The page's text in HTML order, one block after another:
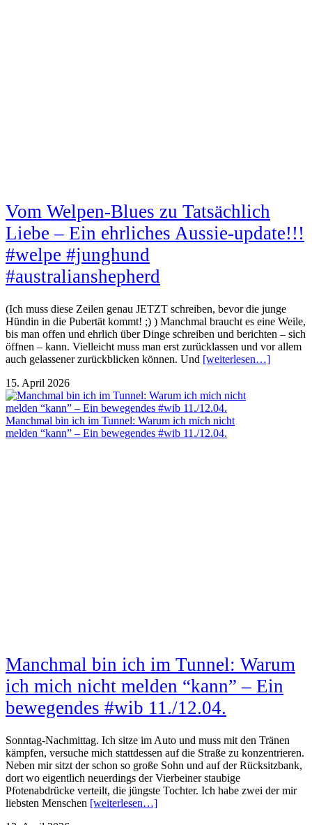
Vom Welpen-Blues zu Tatsächlich
Liebe – Ein ehrliches Aussie-update!!!
#welpe #junghund
#australianshepherd
(Ich muss diese Zeilen genau JETZT schreiben, bevor die junge
Hündin in die Pubertät kommt! ;) ) Manchmal braucht es eine Weile,
bis man offen und ehrlich über Dinge schreiben und berichten – sich
öffnen – kann. Vielleicht muss man erst zurücklassen und vor allem
auch gelassener zurückblicken können. Und [weiterlesen…]
15. April 2026
Manchmal bin ich im Tunnel: Warum ich mich nicht
melden “kann” – Ein bewegendes #wib 11./12.04.
Manchmal bin ich im Tunnel: Warum
ich mich nicht melden “kann” – Ein
bewegendes #wib 11./12.04.
Sonntag-Nachmittag. Ich sitze im Auto und muss mit den Tränen
kämpfen, versuche mich stattdessen auf die Straße zu konzentrieren.
Neben mir sitzt der schon so große Sohn und auf der Rücksitzbank,
dort wo eigentlich neuerdings der Vierbeiner staubige
Pfotenabdrücke verteilt, die jüngste Tochter. Ich habe zwei der mir
liebsten Menschen [weiterlesen…]